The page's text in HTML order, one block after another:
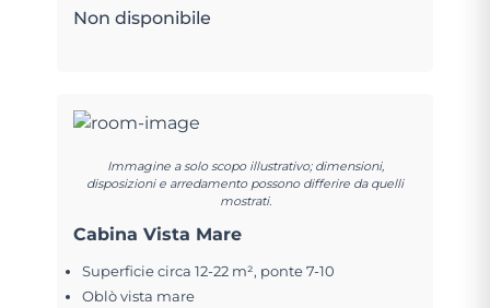
Non disponibile
Immagine a solo scopo illustrativo; dimensioni,
disposizioni e arredamento possono differire da quelli
mostrati.
Cabina Vista Mare
Superficie circa 12-22 m², ponte 7-10
Oblò vista mare